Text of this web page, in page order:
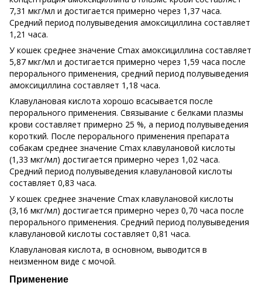
7,31 мкг/мл и достигается примерно через 1,37 часа.
Средний период полувыведения амоксициллина составляет
1,21 часа.
У кошек среднее значение Cmax амоксициллина составляет
5,87 мкг/мл и достигается примерно через 1,59 часа после
перорального применения, средний период полувыведения
амоксициллина составляет 1,18 часа.
Клавулановая кислота хорошо всасывается после
перорального применения. Связывание с белками плазмы
крови составляет примерно 25 %, а период полувыведения
короткий. После перорального применения препарата
собакам среднее значение Cmax клавулановой кислоты
(1,33 мкг/мл) достигается примерно через 1,02 часа.
Средний период полувыведения клавулановой кислоты
составляет 0,83 часа.
У кошек среднее значение Cmax клавулановой кислоты
(3,16 мкг/мл) достигается примерно через 0,70 часа после
перорального применения. Средний период полувыведения
клавулановой кислоты составляет 0,81 часа.
Клавулановая кислота, в основном, выводится в
неизменном виде с мочой.
Применение